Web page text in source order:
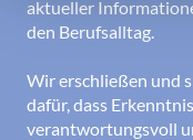
aktueller
den Berufsalltag.
Wir erschließen und
dafür, dass
verantwortungsvoll